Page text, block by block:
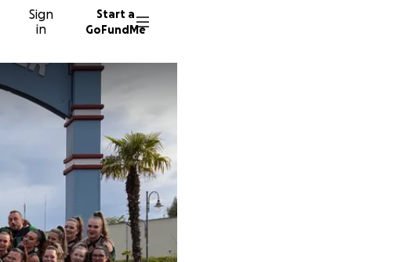
Sign
in
Start a
GoFundMe